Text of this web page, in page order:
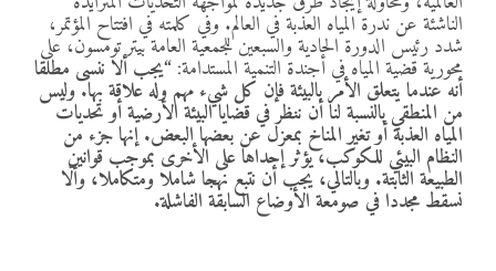
الناشئة عن ندرة المياه العذبة في العالم. وفي كلمته في افتتاح المؤتمر،
شدد رئيس الدورة الحادية والسبعين للجمعية العامة بيتر تومسون، على
محورية قضية المياه في أجندة التنمية المستدامة:“يجب ألا ننسى مطلقا
أنه عندما يتعلق الأمر بالبيئة فإن كل شيء مهم وله علاقة بها. وليس
من المنطقي بالنسبة لنا أن ننظر في قضايا البيئة الأرضية أو تحديات
المياه العذبة أو تغير المناخ بمعزل عن بعضها البعض. إنها جزء من
النظام البيئي للكوكب، يؤثر إحداها على الأخرى بموجب قوانين
الطبيعة الثابتة. وبالتالي، يجب أن نتبع نهجا شاملا ومتكاملا، وألّا
نسقط مجددا في صومعة الأوضاع السابقة الفاشلة.